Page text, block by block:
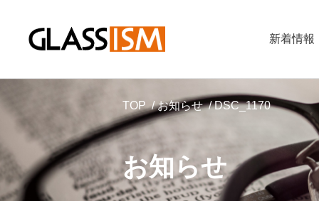
新着情報
お知らせ
TOP お知らせ DSC_1170